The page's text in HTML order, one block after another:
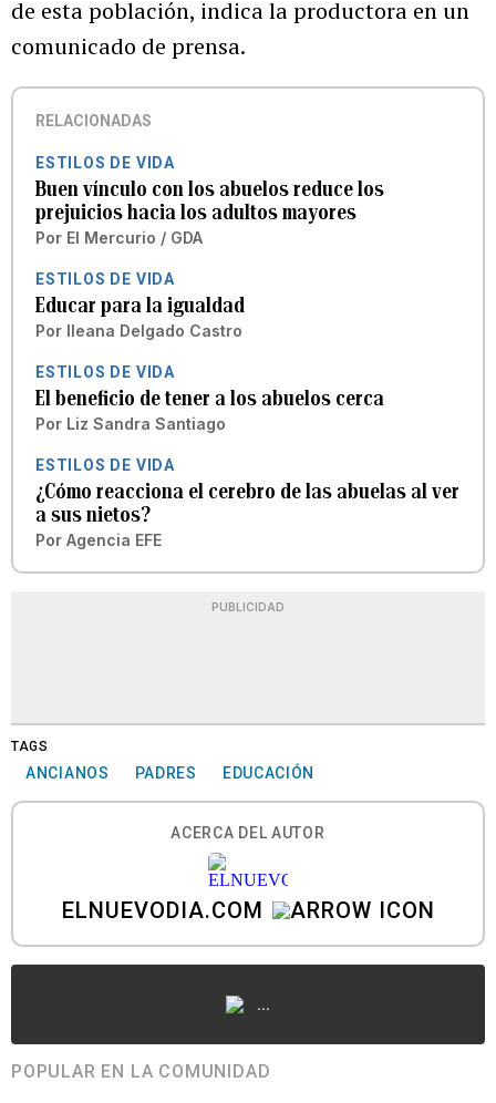
de esta población, indica la productora en un
comunicado de prensa.
RELACIONADAS
ESTILOS DE VIDA
Buen vínculo con los abuelos reduce los
prejuicios hacia los adultos mayores
Por El Mercurio / GDA
ESTILOS DE VIDA
Educar para la igualdad
Por Ileana Delgado Castro
ESTILOS DE VIDA
El beneficio de tener a los abuelos cerca
Por Liz Sandra Santiago
ESTILOS DE VIDA
¿Cómo reacciona el cerebro de las abuelas al ver
a sus nietos?
Por Agencia EFE
PUBLICIDAD
TAGS
ANCIANOS PADRES EDUCACIÓN
ACERCA DEL AUTOR
ELNUEVODIA.COM
...
POPULAR EN LA COMUNIDAD